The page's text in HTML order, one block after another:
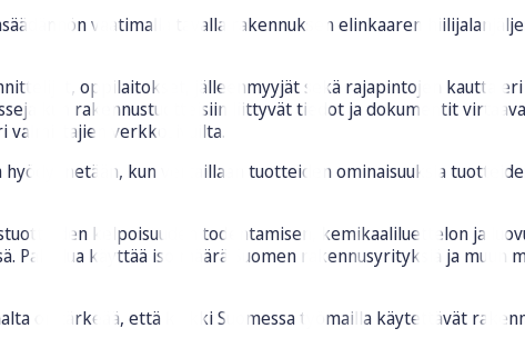
vaatimalla tavalla rakennuksen elinkaaren
oppilaitokset, jälleenmyyjät sekä rajapintojen kautta eri
kun rakennustuotteisiin liittyvät tiedot ja dokumentit
valmistajien verkkosivuilta.
hyödynnetään, kun vertaillaan tuotteiden ominaisuuksia
kelpoisuuden todentamisen, kemikaaliluettelon ja
käyttää iso määrä Suomen rakennusyrityksiä ja muun
on tärkeää, että kaikki Suomessa työmailla käytettävät